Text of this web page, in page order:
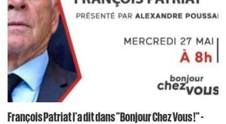
François Patriat l'a dit dans "Bonjour Chez Vous !" -